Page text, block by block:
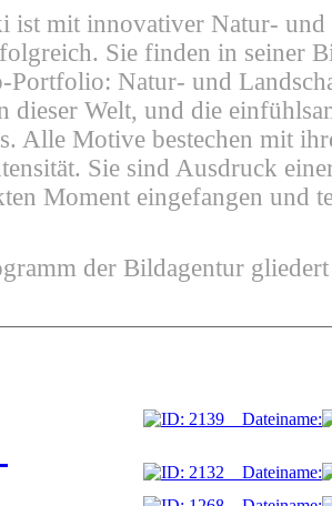
ist mit innovativer Natur-
Sie finden in seiner
Portfolio: Natur- und
dieser Welt, und die
Alle Motive bestechen mit
Sie sind Ausdruck
Moment eingefangen und
der Bildagentur